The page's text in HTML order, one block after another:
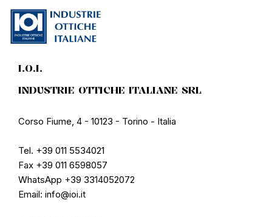
I.O.I.
INDUSTRIE OTTICHE ITALIANE SRL
Corso Fiume, 4 - 10123 - Torino - Italia
Tel. +39 011 5534021
Fax +39 011 6598057
WhatsApp +39 3314052072
Email: info@ioi.it